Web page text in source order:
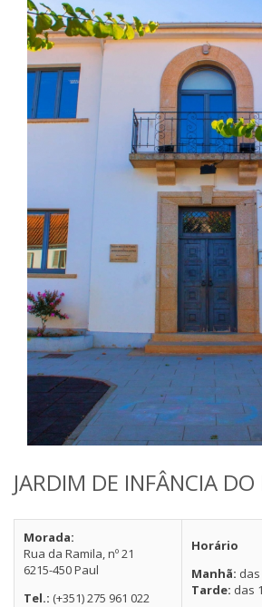
JARDIM DE INFÂNCIA DO
Morada:
Rua da Ramila, nº 21
6215-450 Paul
Tel.: (+351) 275 961 022
Horário
Manhã: das
Tarde: das